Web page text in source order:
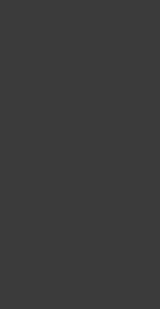
Mode
антенны